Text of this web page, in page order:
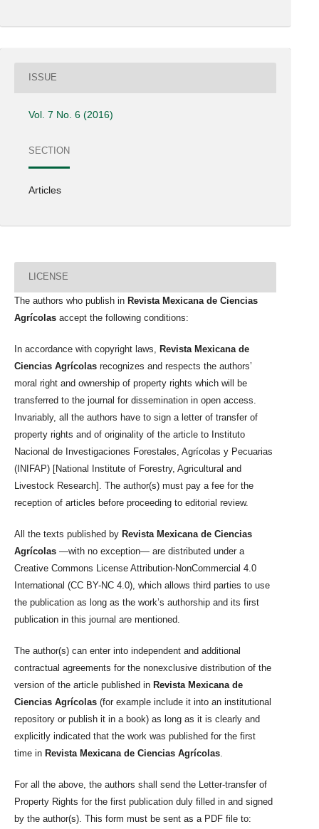
ISSUE
Vol. 7 No. 6 (2016)
SECTION
Articles
LICENSE
The authors who publish in Revista Mexicana de Ciencias
Agrícolas accept the following conditions:
In accordance with copyright laws,
Revista Mexicana de
Ciencias Agrícolas recognizes and respects the authors’
moral right and ownership of property rights which will be
transferred to the journal for dissemination in open access.
Invariably, all the authors have to sign a letter of transfer of
property rights and of originality of the article to Instituto
Nacional de Investigaciones Forestales, Agrícolas y Pecuarias
(INIFAP) [National Institute of Forestry, Agricultural and
Livestock Research]. The author(s) must pay a fee for the
reception of articles before proceeding to editorial review.
All the texts published by Revista Mexicana de Ciencias
Agrícolas —with no exception— are distributed under a
Creative Commons License Attribution-NonCommercial 4.0
International (CC BY-NC 4.0), which allows third parties to use
the publication as long as the work’s authorship and its first
publication in this journal are mentioned.
The author(s) can enter into independent and additional
contractual agreements for the nonexclusive distribution of the
version of the article published in Revista Mexicana de
Ciencias Agrícolas (for example include it into an institutional
repository or publish it in a book) as long as it is clearly and
explicitly indicated that the work was published for the first
time in Revista Mexicana de Ciencias Agrícolas
For all the above, the authors shall send the Letter-transfer of
Property Rights for the first publication duly filled in and signed
by the author(s). This form must be sent as a PDF file to: